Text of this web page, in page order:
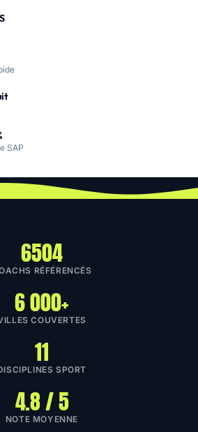
SAP
6504
RÉFÉRENCÉS
6 000+
COUVERTES
11
SPORT
4.8 / 5
NOTE MOYENNE